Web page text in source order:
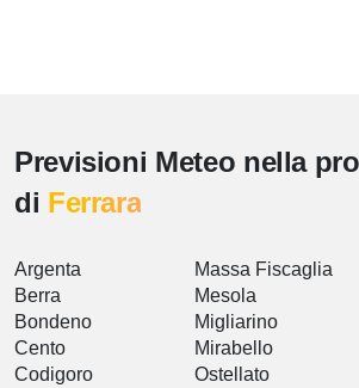
Previsioni Meteo nella
di Ferrara
Argenta
Berra
Bondeno
Cento
Codigoro
Massa Fiscaglia
Mesola
Migliarino
Mirabello
Ostellato